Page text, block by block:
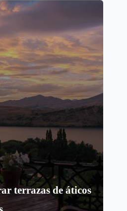
terrazas de áticos